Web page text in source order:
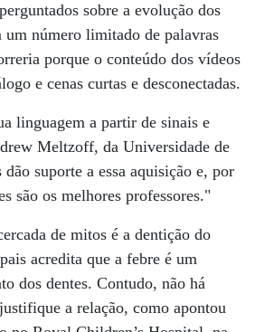
sobre a evolução dos
um número limitado de palavras
porque o conteúdo dos vídeos
e cenas curtas e desconectadas.
linguagem a partir de sinais e
Meltzoff, da Universidade de
suporte a essa aquisição e, por
são os melhores professores."
de mitos é a dentição do
acredita que a febre é um
dos dentes. Contudo, não há
a relação, como apontou